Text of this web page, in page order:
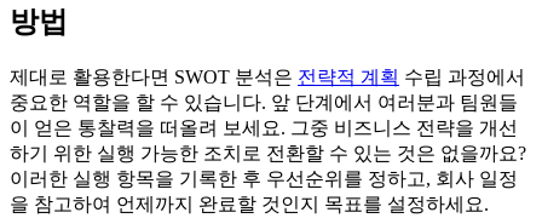
방법
제대로 활용한다면 SWOT 분석은 전략적 계획 수립 과정에서
중요한 역할을 할 수 있습니다. 앞 단계에서 여러분과 팀원들
이 얻은 통찰력을 떠올려 보세요. 그중 비즈니스 전략을 개선
하기 위한 실행 가능한 조치로 전환할 수 있는 것은 없을까요?
이러한 실행 항목을 기록한 후 우선순위를 정하고, 회사 일정
을 참고하여 언제까지 완료할 것인지 목표를 설정하세요.